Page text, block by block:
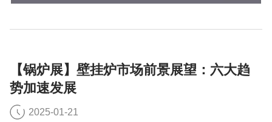
【锅炉展】壁挂炉市场前景展望：六大趋
势加速发展
2025-01-21